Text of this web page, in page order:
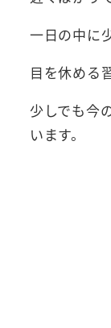
一日の中に
目を休める
少しでも今
います。